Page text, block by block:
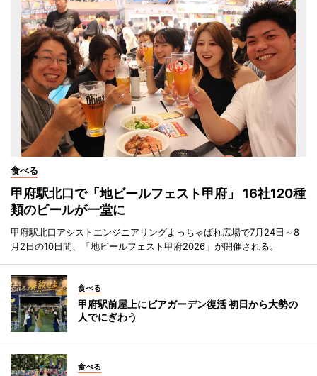
食べる
甲府駅北口で「地ビールフェスト甲府」 16社120種
類のビールが一堂に
甲府駅北口アシストエンジニアリングよっちゃばれ広場で7月24日～8
月2日の10日間、「地ビールフェスト甲府2026」が開催される。
食べる
甲府駅前屋上にビアガーデン復活 初日から大勢の
人でにぎわう
食べる